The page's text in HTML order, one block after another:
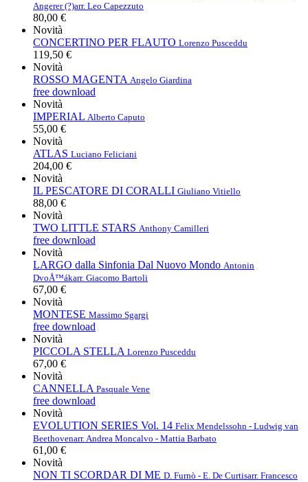
Angerer (?)arr. Leo Capezzuto
80,00 €
Novità
CONCERTINO PER FLAUTO Lorenzo Pusceddu
119,50 €
Novità
ROSSO MAGENTA Angelo Giardina
free download
Novità
IMPERIAL Alberto Caputo
55,00 €
Novità
ATLAS Luciano Feliciani
204,00 €
Novità
IL PESCATORE DI CORALLI Giuliano Vitiello
88,00 €
Novità
TWO LITTLE STARS Anthony Camilleri
free download
Novità
LARGO dalla Sinfonia Dal Nuovo Mondo Antonin
DvoÅ™ákarr. Giacomo Bartoli
67,00 €
Novità
MONTESE Massimo Sgargi
free download
Novità
PICCOLA STELLA Lorenzo Pusceddu
67,00 €
Novità
CANNELLA Pasquale Vene
free download
Novità
EVOLUTION SERIES Vol. 14 Felix Mendelssohn - Ludwig van
Beethovenarr. Andrea Moncalvo - Mattia Barbato
61,00 €
Novità
NON TI SCORDAR DI ME D. Furnò - E. De Curtisarr. Francesco